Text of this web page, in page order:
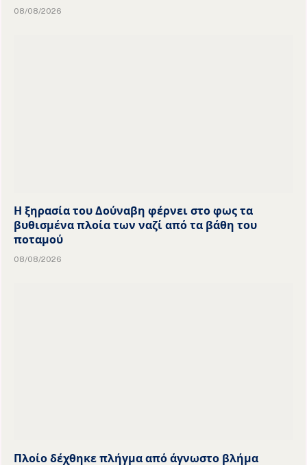
08/08/2026
Η ξηρασία του Δούναβη φέρνει στο φως τα
βυθισμένα πλοία των ναζί από τα βάθη του
ποταμού
08/08/2026
Πλοίο δέχθηκε πλήγμα από άγνωστο βλήμα